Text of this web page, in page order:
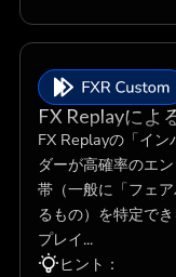
FX Replayによ
FX Replayの「イン
ダーが高確率のエ
帯（一般に「フェ
るもの）を特定で
プレイ...
ヒント：